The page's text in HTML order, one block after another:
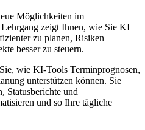
Möglichkeiten im
zeigt Ihnen, wie Sie KI
zu planen, Risiken
besser zu steuern.
wie KI-Tools Terminprognosen,
unterstützen können. Sie
Statusberichte und
und so Ihre tägliche